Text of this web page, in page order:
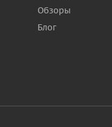
Обзоры
Блог